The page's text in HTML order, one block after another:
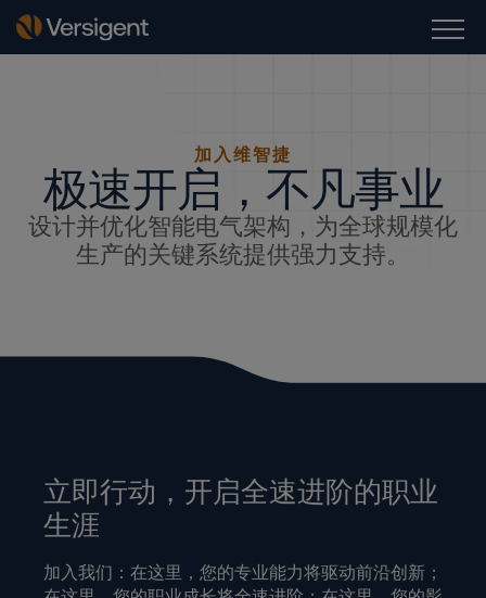
加入维智捷
极速开启，不凡事业
设计并优化智能电气架构，为全球规模化
生产的关键系统提供强力支持。
立即行动，开启全速进阶的职业
生涯
加入我们：在这里，您的专业能力将驱动前沿创新；